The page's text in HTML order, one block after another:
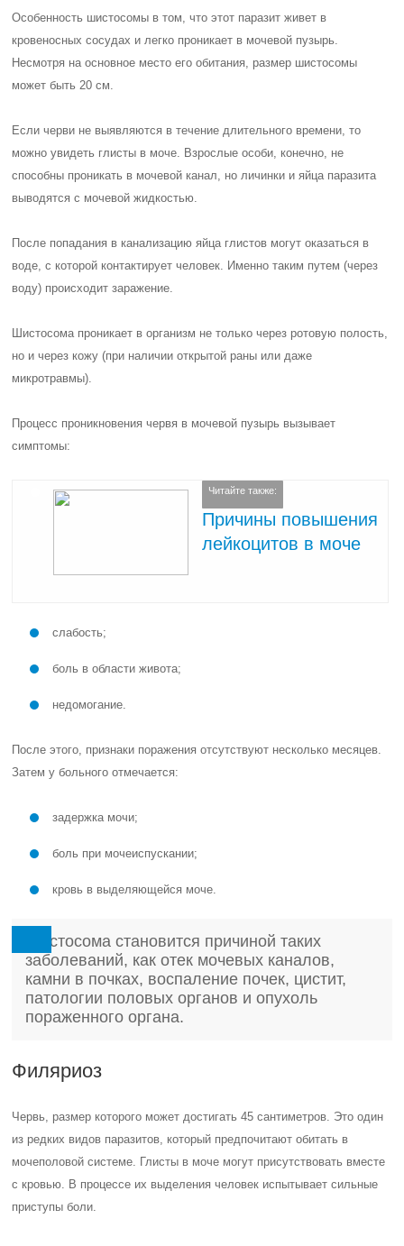
Особенность шистосомы в том, что этот паразит живет в
кровеносных сосудах и легко проникает в мочевой пузырь.
Несмотря на основное место его обитания, размер шистосомы
может быть 20 см.
Если черви не выявляются в течение длительного времени, то
можно увидеть глисты в моче. Взрослые особи, конечно, не
способны проникать в мочевой канал, но личинки и яйца паразита
выводятся с мочевой жидкостью.
После попадания в канализацию яйца глистов могут оказаться в
воде, с которой контактирует человек. Именно таким путем (через
воду) происходит заражение.
Шистосома проникает в организм не только через ротовую полость,
но и через кожу (при наличии открытой раны или даже
микротравмы).
Процесс проникновения червя в мочевой пузырь вызывает
симптомы:
Читайте также:
Причины повышения
лейкоцитов в моче
слабость;
боль в области живота;
недомогание.
После этого, признаки поражения отсутствуют несколько месяцев.
Затем у больного отмечается:
задержка мочи;
боль при мочеиспускании;
кровь в выделяющейся моче.
Шистосома становится причиной таких
заболеваний, как отек мочевых каналов,
камни в почках, воспаление почек, цистит,
патологии половых органов и опухоль
пораженного органа.
Филяриоз
Червь, размер которого может достигать 45 сантиметров. Это один
из редких видов паразитов, который предпочитают обитать в
мочеполовой системе. Глисты в моче могут присутствовать вместе
с кровью. В процессе их выделения человек испытывает сильные
приступы боли.